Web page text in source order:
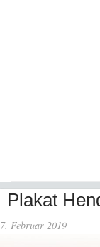
Plakat
7. Februar 2019